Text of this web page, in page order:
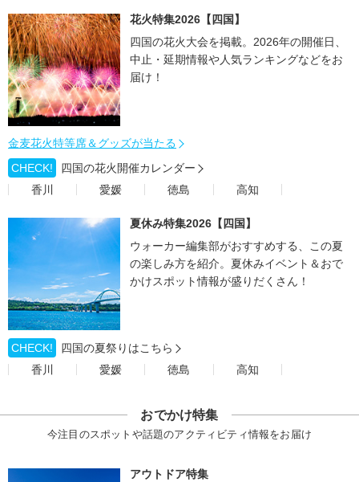
花火特集2026【四国】
四国の花火大会を掲載。2026年の開催日、
中止・延期情報や人気ランキングなどをお
届け！
金麦花火特等席＆グッズが当たる
CHECK!
四国の花火開催カレンダー
香川
愛媛 徳島 高知
夏休み特集2026【四国】
ウォーカー編集部がおすすめする、この夏
の楽しみ方を紹介。夏休みイベント＆おで
かけスポット情報が盛りだくさん！
CHECK!
四国の夏祭りはこちら
香川
愛媛 徳島 高知
おでかけ特集
今注目のスポットや話題のアクティビティ情報をお届け
アウトドア特集